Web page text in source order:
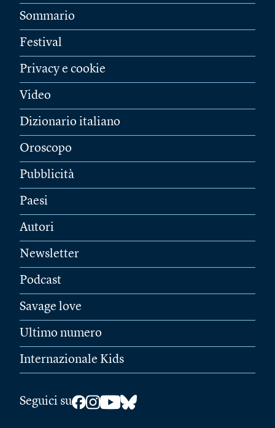
Sommario
Festival
Privacy e cookie
Video
Dizionario italiano
Oroscopo
Pubblicità
Paesi
Autori
Newsletter
Podcast
Savage love
Ultimo numero
Internazionale Kids
Seguici su